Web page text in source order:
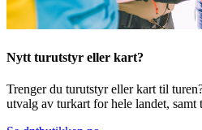
Nytt turutstyr eller kart?
Trenger du turutstyr eller kart til
utvalg av turkart for hele landet, samt